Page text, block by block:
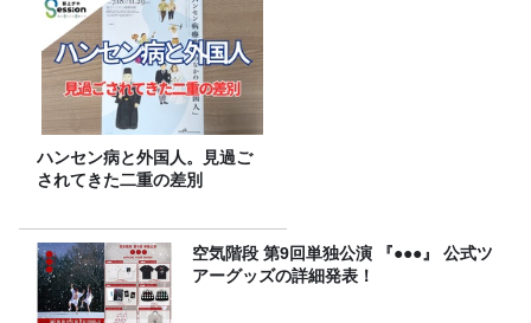
ハンセン病と外国人。見過ご
されてきた二重の差別
空気階段 第9回単独公演 『●●●』 公式ツ
アーグッズの詳細発表！